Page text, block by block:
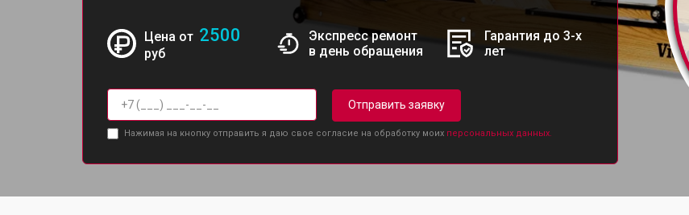
Цена от 2500
руб
Экспресс ремонт
в день обращения
Гарантия до 3-х
лет
Отправить заявку
Нажимая на кнопку отправить я даю свое согласие на обработку моих персональных данных.